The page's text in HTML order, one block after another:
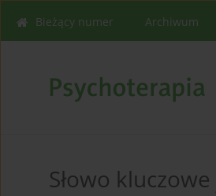
Bieżący numer Archiwum
Słowo kluczowe